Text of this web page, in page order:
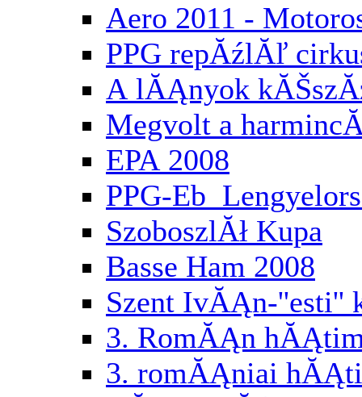
Aero 2011 -
PPG repĂźlĂľ
A lĂĄnyok
Megvolt a
EPA 2008
PPG-Eb
SzoboszlĂł Kupa
Basse Ham 2008
Szent IvĂĄn-
3. RomĂĄn
3. romĂĄniai